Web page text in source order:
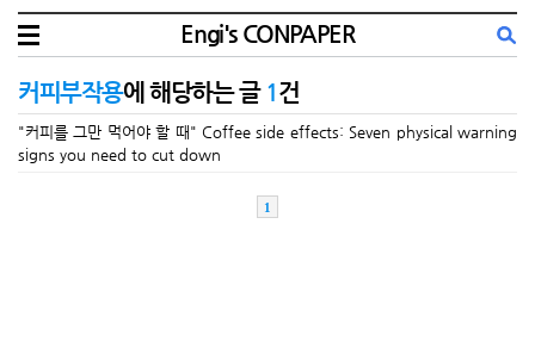
Engi's CONPAPER
커피부작용에 해당하는 글 1건
"커피를 그만 먹어야 할 때" Coffee side effects: Seven physical warning
signs you need to cut down
1